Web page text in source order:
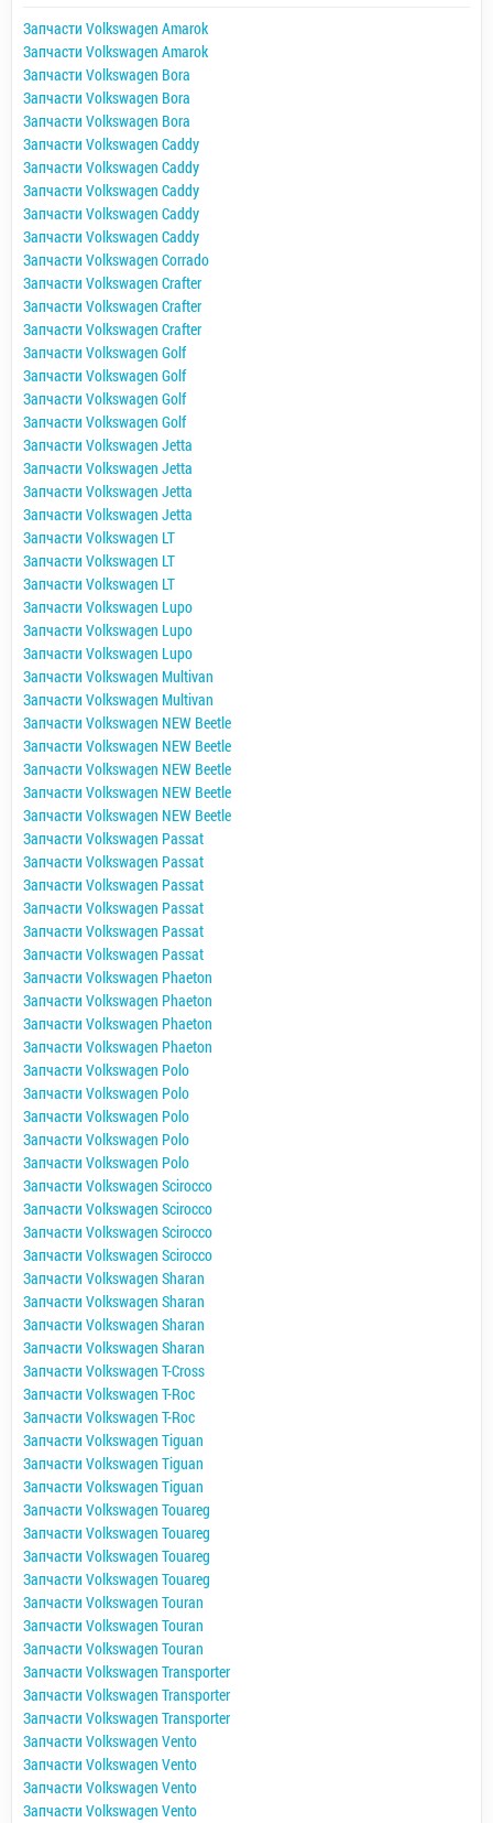
Запчасти Volkswagen Amarok
Запчасти Volkswagen Amarok
Запчасти Volkswagen Bora
Запчасти Volkswagen Bora
Запчасти Volkswagen Bora
Запчасти Volkswagen Caddy
Запчасти Volkswagen Caddy
Запчасти Volkswagen Caddy
Запчасти Volkswagen Caddy
Запчасти Volkswagen Caddy
Запчасти Volkswagen Corrado
Запчасти Volkswagen Crafter
Запчасти Volkswagen Crafter
Запчасти Volkswagen Crafter
Запчасти Volkswagen Golf
Запчасти Volkswagen Golf
Запчасти Volkswagen Golf
Запчасти Volkswagen Golf
Запчасти Volkswagen Jetta
Запчасти Volkswagen Jetta
Запчасти Volkswagen Jetta
Запчасти Volkswagen Jetta
Запчасти Volkswagen LT
Запчасти Volkswagen LT
Запчасти Volkswagen LT
Запчасти Volkswagen Lupo
Запчасти Volkswagen Lupo
Запчасти Volkswagen Lupo
Запчасти Volkswagen Multivan
Запчасти Volkswagen Multivan
Запчасти Volkswagen NEW Beetle
Запчасти Volkswagen NEW Beetle
Запчасти Volkswagen NEW Beetle
Запчасти Volkswagen NEW Beetle
Запчасти Volkswagen NEW Beetle
Запчасти Volkswagen Passat
Запчасти Volkswagen Passat
Запчасти Volkswagen Passat
Запчасти Volkswagen Passat
Запчасти Volkswagen Passat
Запчасти Volkswagen Passat
Запчасти Volkswagen Phaeton
Запчасти Volkswagen Phaeton
Запчасти Volkswagen Phaeton
Запчасти Volkswagen Phaeton
Запчасти Volkswagen Polo
Запчасти Volkswagen Polo
Запчасти Volkswagen Polo
Запчасти Volkswagen Polo
Запчасти Volkswagen Polo
Запчасти Volkswagen Scirocco
Запчасти Volkswagen Scirocco
Запчасти Volkswagen Scirocco
Запчасти Volkswagen Scirocco
Запчасти Volkswagen Sharan
Запчасти Volkswagen Sharan
Запчасти Volkswagen Sharan
Запчасти Volkswagen Sharan
Запчасти Volkswagen T-Cross
Запчасти Volkswagen T-Roc
Запчасти Volkswagen T-Roc
Запчасти Volkswagen Tiguan
Запчасти Volkswagen Tiguan
Запчасти Volkswagen Tiguan
Запчасти Volkswagen Touareg
Запчасти Volkswagen Touareg
Запчасти Volkswagen Touareg
Запчасти Volkswagen Touareg
Запчасти Volkswagen Touran
Запчасти Volkswagen Touran
Запчасти Volkswagen Touran
Запчасти Volkswagen Transporter
Запчасти Volkswagen Transporter
Запчасти Volkswagen Transporter
Запчасти Volkswagen Vento
Запчасти Volkswagen Vento
Запчасти Volkswagen Vento
Запчасти Volkswagen Vento